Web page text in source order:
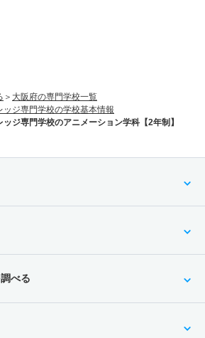
大阪府の専門学校一覧
ッジ専門学校の学校基本情報
ッジ専門学校のアニメーション学科【2年制】
べる